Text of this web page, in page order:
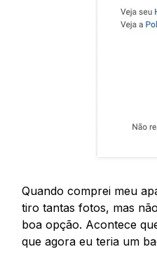
Quando comprei meu
tiro tantas fotos, mas
boa opção. Acontece
que agora eu teria um